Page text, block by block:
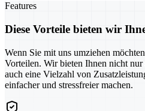
Features
Diese Vorteile bieten wir
Wenn Sie mit uns umziehen
Vorteilen. Wir bieten Ihnen nicht nur
auch eine Vielzahl von
einfacher und stressfreier machen.